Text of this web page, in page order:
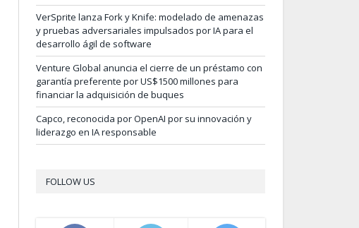
VerSprite lanza Fork y Knife: modelado de amenazas
y pruebas adversariales impulsados por IA para el
desarrollo ágil de software
Venture Global anuncia el cierre de un préstamo con
garantía preferente por US$1500 millones para
financiar la adquisición de buques
Capco, reconocida por OpenAI por su innovación y
liderazgo en IA responsable
FOLLOW US